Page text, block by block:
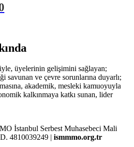
üyelerinin gelişimini sağlayan;
savunan ve çevre sorunlarına duyarlı;
akademik, mesleki kamuoyuyla
kalkınmaya katkı sunan, lider
İstanbul Serbest Muhasebeci Mali
4810039249 | ismmmo.org.tr